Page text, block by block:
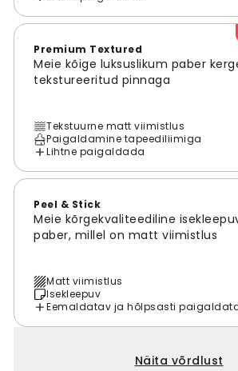
Premium Textured
Meie kõige luksuslikum paber
tekstureeritud pinnaga
Tekstuurne matt viimistlus
Paigaldamine tapeediliimiga
Lihtne paigaldada
Peel & Stick
Meie kõrgekvaliteediline
paber, millel on matt viimistlus
Matt viimistlus
Isekleepuv
Eemaldatav ja hõlpsasti
Näita võrdlust